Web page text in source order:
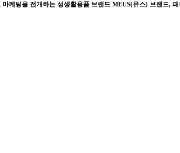
케팅을 전개하는 성생활용품 브랜드 MEUS(뮤스) 브랜드,